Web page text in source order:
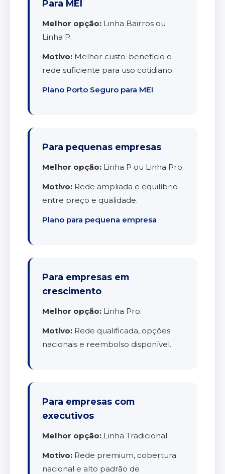
Para MEI
Melhor opção: Linha Bairros ou
Linha P.
Motivo: Melhor custo-benefício e
rede suficiente para uso cotidiano.
Plano Porto Seguro para MEI
Para pequenas empresas
Melhor opção: Linha P ou Linha Pro.
Motivo: Rede ampliada e equilíbrio
entre preço e qualidade.
Plano para pequena empresa
Para empresas em
crescimento
Melhor opção: Linha Pro.
Motivo: Rede qualificada, opções
nacionais e reembolso disponível.
Para empresas com
executivos
Melhor opção: Linha Tradicional.
Motivo: Rede premium, cobertura
nacional e alto padrão de